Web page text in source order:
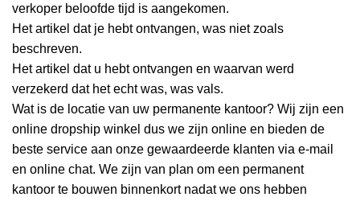
verkoper beloofde tijd is aangekomen.
Het artikel dat je hebt ontvangen, was niet zoals
beschreven.
Het artikel dat u hebt ontvangen en waarvan werd
verzekerd dat het echt was, was vals.
Wat is de locatie van uw permanente kantoor? Wij zijn een
online dropship winkel dus we zijn online en bieden de
beste service aan onze gewaardeerde klanten via e-mail
en online chat. We zijn van plan om een permanent
kantoor te bouwen binnenkort nadat we ons hebben